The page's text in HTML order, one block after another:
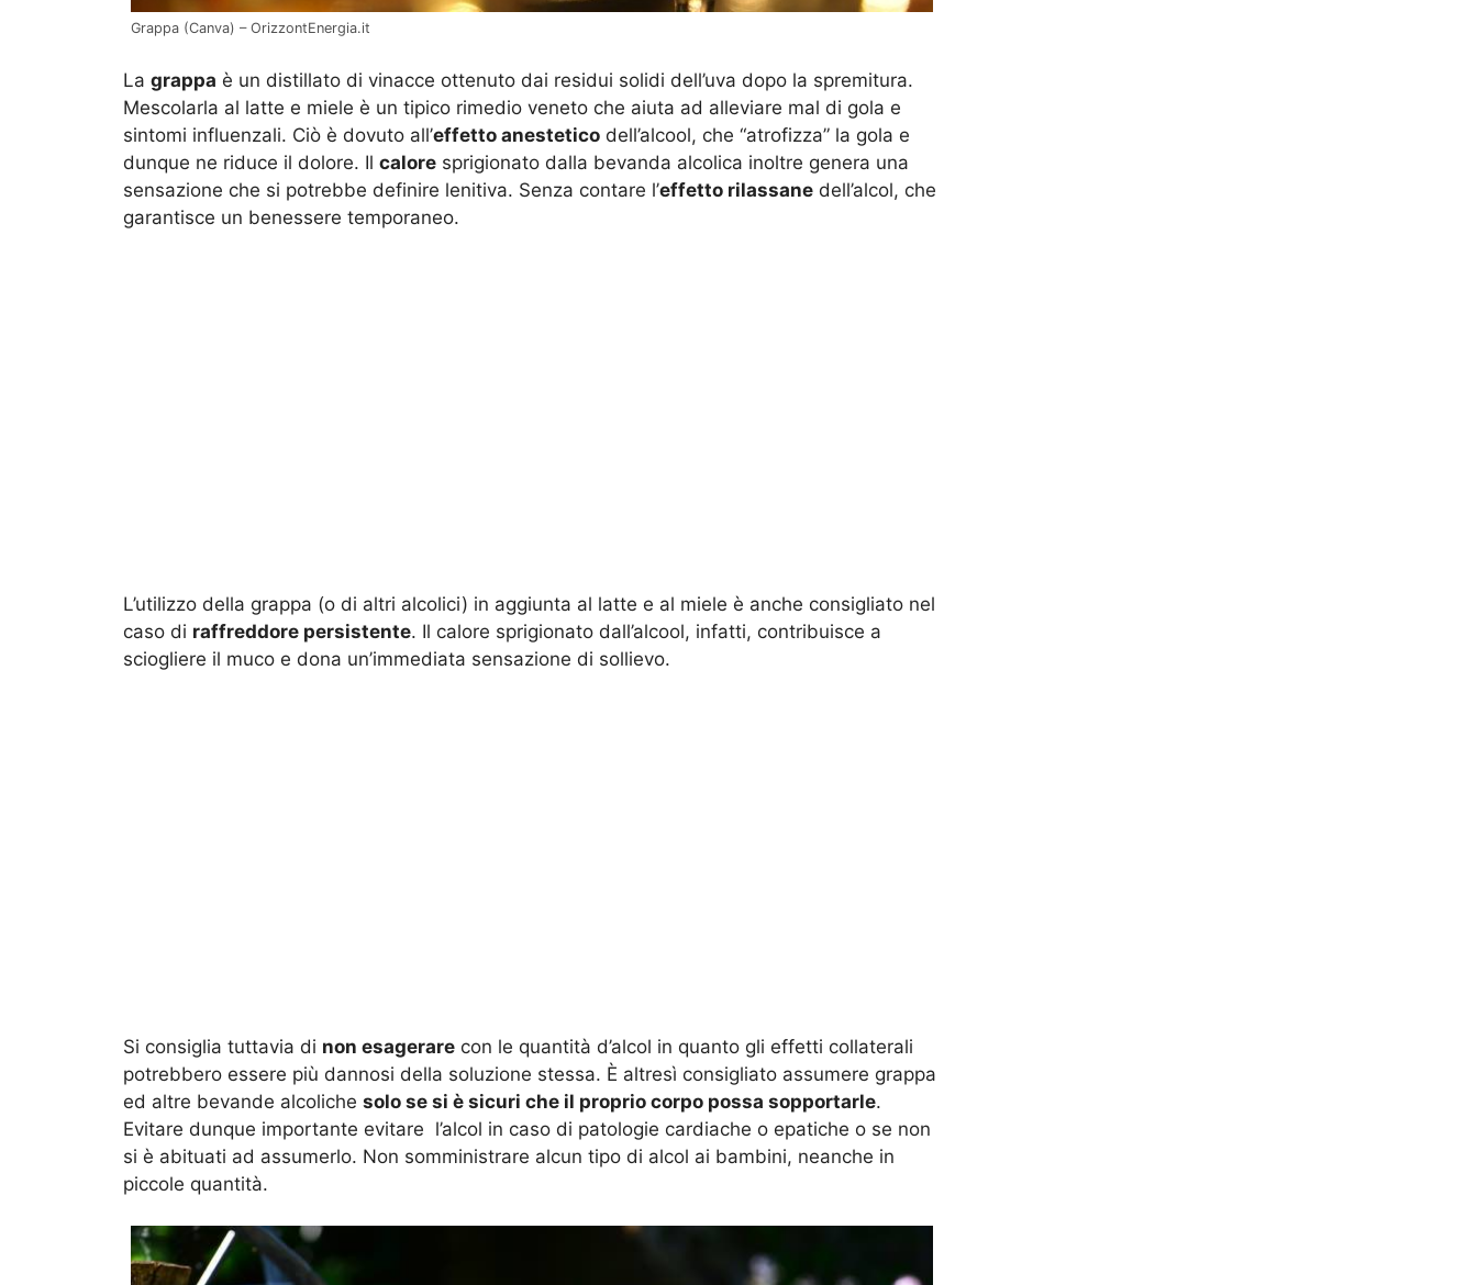
Grappa (Canva) – OrizzontEnergia.it
La grappa è un distillato di vinacce ottenuto dai residui solidi dell’uva dopo la spremitura.
Mescolarla al latte e miele è un tipico rimedio veneto che aiuta ad alleviare mal di gola e
sintomi influenzali. Ciò è dovuto all’effetto anestetico dell’alcool, che “atrofizza” la gola e
dunque ne riduce il dolore. Il calore sprigionato dalla bevanda alcolica inoltre genera una
sensazione che si potrebbe definire lenitiva. Senza contare l’effetto rilassane dell’alcol, che
garantisce un benessere temporaneo.
L’utilizzo della grappa (o di altri alcolici) in aggiunta al latte e al miele è anche consigliato nel
caso di raffreddore persistente. Il calore sprigionato dall’alcool, infatti, contribuisce a
sciogliere il muco e dona un’immediata sensazione di sollievo.
Si consiglia tuttavia di non esagerare con le quantità d’alcol in quanto gli effetti collaterali
potrebbero essere più dannosi della soluzione stessa. È altresì consigliato assumere grappa
ed altre bevande alcoliche solo se si è sicuri che il proprio corpo possa sopportarle.
Evitare dunque importante evitare l’alcol in caso di patologie cardiache o epatiche o se non
si è abituati ad assumerlo. Non somministrare alcun tipo di alcol ai bambini, neanche in
piccole quantità.